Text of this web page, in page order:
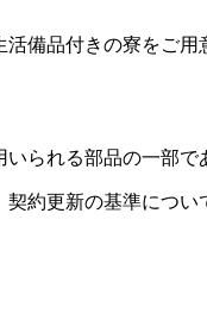
備品付きの寮をご用
られる部品の一部
約更新の基準につい